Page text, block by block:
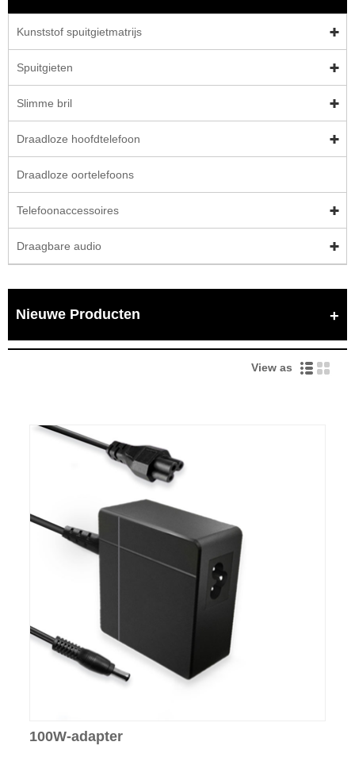
Kunststof spuitgietmatrijs
Spuitgieten
Slimme bril
Draadloze hoofdtelefoon
Draadloze oortelefoons
Telefoonaccessoires
Draagbare audio
Nieuwe Producten
View as
100W-adapter